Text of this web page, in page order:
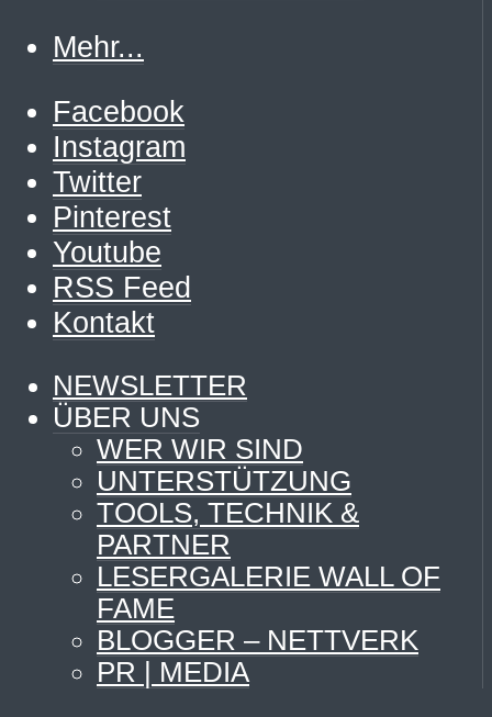
Mehr...
Facebook
Instagram
Twitter
Pinterest
Youtube
RSS Feed
Kontakt
NEWSLETTER
ÜBER UNS
WER WIR SIND
UNTERSTÜTZUNG
TOOLS, TECHNIK &
PARTNER
LESERGALERIE WALL OF
FAME
BLOGGER – NETTVERK
PR | MEDIA